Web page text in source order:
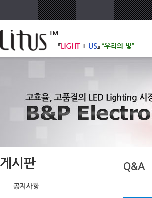
게시판
공지사항
Q&A